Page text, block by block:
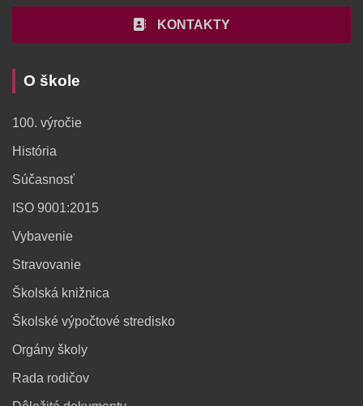
KONTAKTY
O škole
100. výročie
História
Súčasnosť
ISO 9001:2015
Vybavenie
Stravovanie
Školská knižnica
Školské výpočtové stredisko
Orgány školy
Rada rodičov